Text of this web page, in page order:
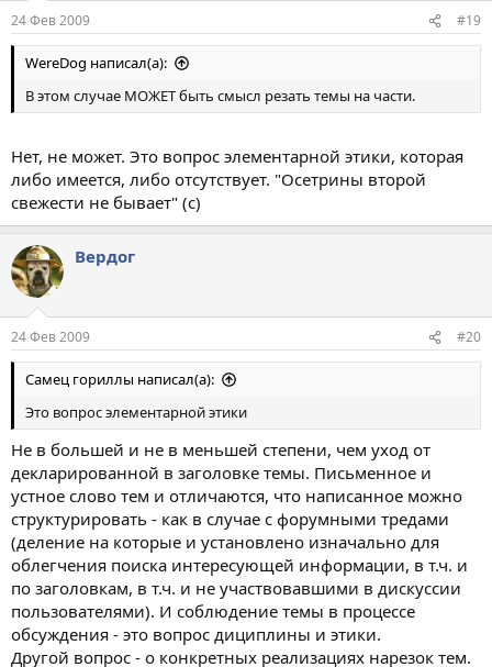
24 Фев 2009 #19
WereDog написал(а):
В этом случае МОЖЕТ быть смысл резать темы на части.
Нет, не может. Это вопрос элементарной этики, которая
либо имеется, либо отсутствует. "Осетрины второй
свежести не бывает" (с)
Вердог
24 Фев 2009 #20
Самец гориллы написал(а):
Это вопрос элементарной этики
Не в большей и не в меньшей степени, чем уход от
декларированной в заголовке темы. Письменное и
устное слово тем и отличаются, что написанное можно
структурировать - как в случае с форумными тредами
(деление на которые и установлено изначально для
облегчения поиска интересующей информации, в т.ч. и
по заголовкам, в т.ч. и не участвовавшими в дискуссии
пользователями). И соблюдение темы в процессе
обсуждения - это вопрос дициплины и этики.
Другой вопрос - о конкретных реализациях нарезок тем.